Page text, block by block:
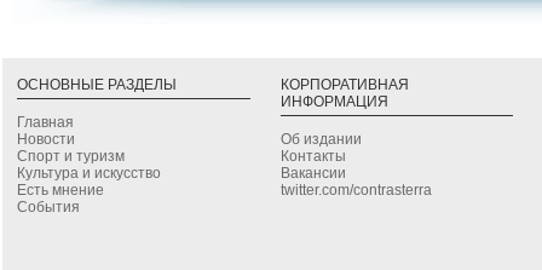
ОСНОВНЫЕ РАЗДЕЛЫ
Главная
Новости
Спорт и туризм
Культура и искусство
Есть мнение
События
КОРПОРАТИВНАЯ
ИНФОРМАЦИЯ
Об издании
Контакты
Вакансии
twitter.com/contrasterra